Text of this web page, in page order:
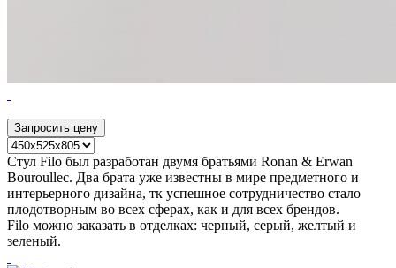
Запросить цену
Стул Filo был разработан двумя братьями Ronan & Erwan
Bouroullec. Два брата уже известны в мире предметного и
интерьерного дизайна, тк успешное сотрудничество стало
плодотворным во всех сферах, как и для всех брендов.
Filo можно заказать в отделках: черный, серый, желтый и
зеленый.